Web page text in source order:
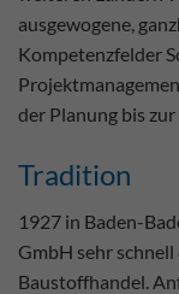
ausgewogene,
Kompetenzfelder
der Planung bis
Tradition
1927 in Baden-
GmbH sehr
Baustoffhandel.